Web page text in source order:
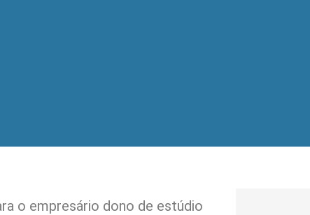
o empresário dono de estúdio